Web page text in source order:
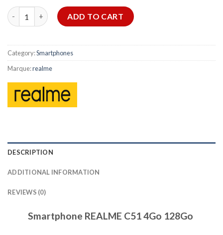
SMARTPHONE REALME C51 4GO 128GO - VERT MENTHE
ADD TO CART
Category:Smartphones
Marque:realme
DESCRIPTION
ADDITIONAL INFORMATION
REVIEWS (0)
Smartphone REALME C51 4Go 128Go